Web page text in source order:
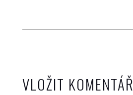
VLOŽIT KOMENTÁŘ